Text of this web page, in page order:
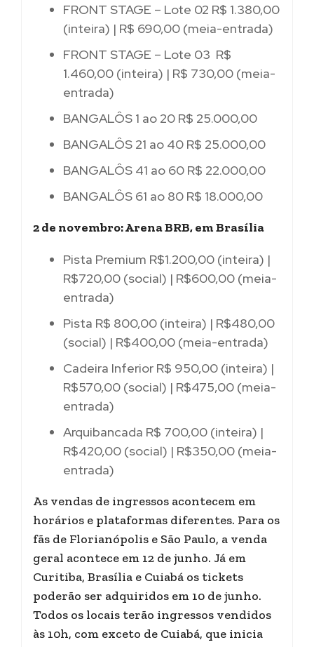
FRONT STAGE – Lote 02 R$ 1.380,00
(inteira) | R$ 690,00 (meia-entrada)
FRONT STAGE – Lote 03 R$
1.460,00 (inteira) | R$ 730,00 (meia-
entrada)
BANGALÔS 1 ao 20 R$ 25.000,00
BANGALÔS 21 ao 40 R$ 25.000,00
BANGALÔS 41 ao 60 R$ 22.000,00
BANGALÔS 61 ao 80 R$ 18.000,00
2 de novembro: Arena BRB, em Brasília
Pista Premium R$1.200,00 (inteira) |
R$720,00 (social) | R$600,00 (meia-
entrada)
Pista R$ 800,00 (inteira) | R$480,00
(social) | R$400,00 (meia-entrada)
Cadeira Inferior R$ 950,00 (inteira) |
R$570,00 (social) | R$475,00 (meia-
entrada)
Arquibancada R$ 700,00 (inteira) |
R$420,00 (social) | R$350,00 (meia-
entrada)
As vendas de ingressos acontecem em
horários e plataformas diferentes. Para os
fãs de Florianópolis e São Paulo, a venda
geral acontece em 12 de junho. Já em
Curitiba, Brasília e Cuiabá os tickets
poderão ser adquiridos em 10 de junho.
Todos os locais terão ingressos vendidos
às 10h, com exceto de Cuiabá, que inicia